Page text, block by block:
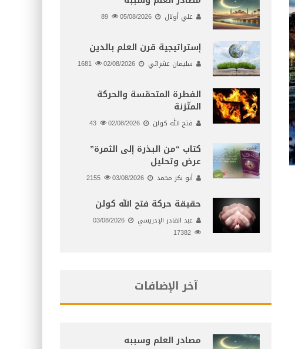
علي أونال 05/08/2026
إستراتيجية قرن العلم بالدين
سليمان عشراتي 02/08/2026
الفطرة المتحمّسة والحركة
المتّزنة
فتح الله كولن 02/08/2026
كتاب “من البذرة إلى الثمرة”
عرض وتحليل
أبو بكر محمد 03/08/2026
حقيقة حركة فتح الله كولن
عبد القادر الإدريسي
03/08/2026
آخر الإضافات
مصادر العلم وسببه